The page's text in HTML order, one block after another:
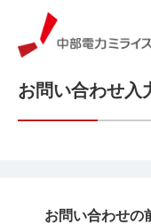
お問い合わせ入
お問い合わせの